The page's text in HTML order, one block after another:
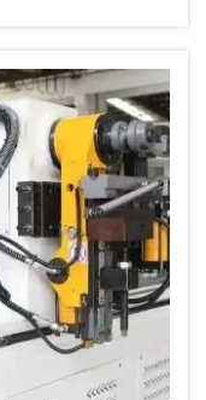
berupaya
alat untuk